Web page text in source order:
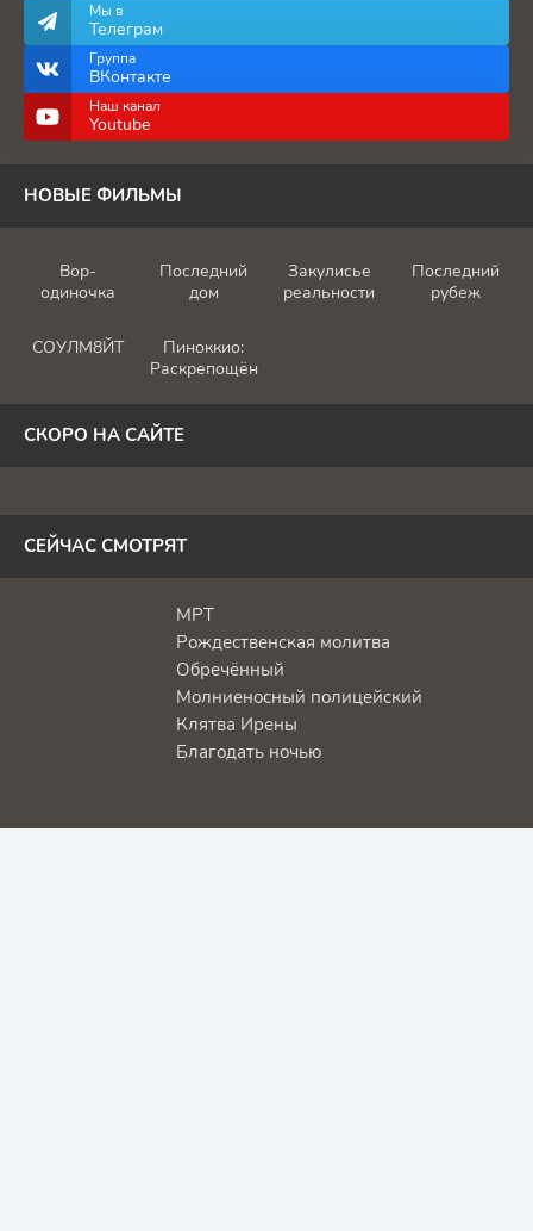
Мы в
Телеграм
Группа
ВКонтакте
Наш канал
Youtube
НОВЫЕ ФИЛЬМЫ
Вор-
одиночка
Последний
дом
Закулисье
реальности
Последний
рубеж
СОУЛМ8ЙТ
Пиноккио:
Раскрепощённый
СКОРО НА САЙТЕ
СЕЙЧАС СМОТРЯТ
МРТ
Рождественская молитва
Обречённый
Молниеносный полицейский
Клятва Ирены
Благодать ночью